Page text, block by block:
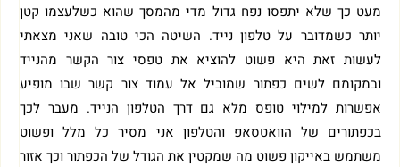
מעט כך שלא יתפסו נפח גדול מדי מהמסך שהוא כשלעצמו קטן
יותר כשמדובר על טלפון נייד. השיטה הכי טובה שאני מצאתי
לעשות זאת היא פשוט להוציא את טפסי צור הקשר מהנייד
ובמקומם לשים כפתור שמוביל אל עמוד צור קשר שבו מופיע
אפשרות למילוי טופס מלא גם דרך הטלפון הנייד. מעבר לכך
בכפתורים של הוואטסאפ והטלפון אני מסיר כל מלל ופשוט
משתמש באייקון פשוט מה שמקטין את הגודל של הכפתור וכך אזור